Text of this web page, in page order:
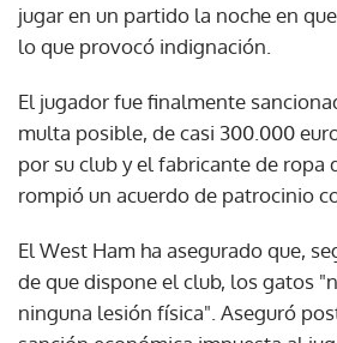
jugar en un partido la noche en
lo que provocó indignación.
El jugador fue finalmente
multa posible, de casi 300.000
por su club y el fabricante de ropa
rompió un acuerdo de patrocinio
El West Ham ha asegurado que,
de que dispone el club, los gatos
ninguna lesión física". Aseguró